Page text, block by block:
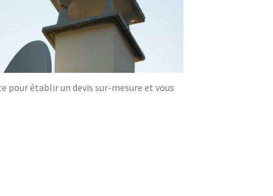
pour établir un devis sur-mesure et vous